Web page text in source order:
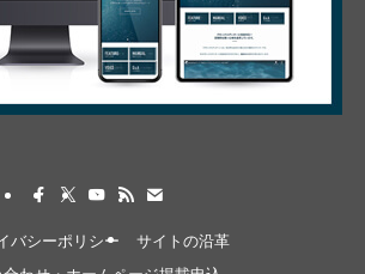
バシーポリシー
サイトの沿革